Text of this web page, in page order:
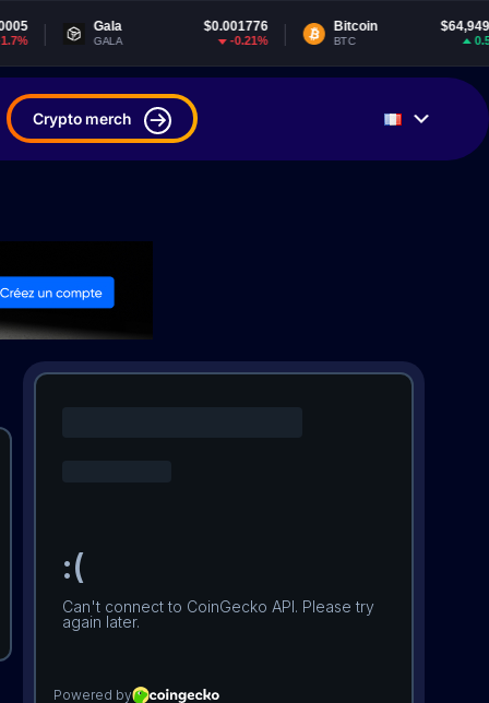
$0.001776
-0.21%
Bitcoin $64,949.96
BTC 0.51%
Tether
USDT
Crypto merch